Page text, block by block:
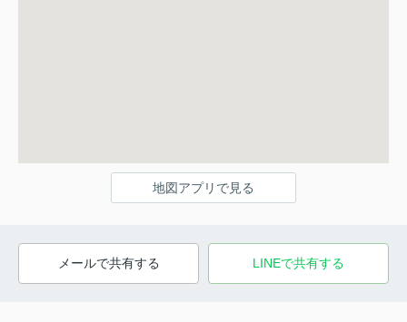
地図アプリで見る
メールで共有する LINEで共有する